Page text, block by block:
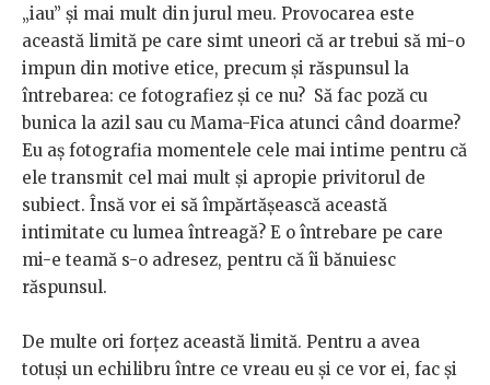
„iau” și mai mult din jurul meu. Provocarea este
această limită pe care simt uneori că ar trebui să mi-o
impun din motive etice, precum și răspunsul la
întrebarea: ce fotografiez și ce nu? Să fac poză cu
bunica la azil sau cu Mama-Fica atunci când doarme?
Eu aș fotografia momentele cele mai intime pentru că
ele transmit cel mai mult și apropie privitorul de
subiect. Însă vor ei să împărtășească această
intimitate cu lumea întreagă? E o întrebare pe care
mi-e teamă s-o adresez, pentru că îi bănuiesc
răspunsul.
De multe ori forțez această limită. Pentru a avea
totuși un echilibru între ce vreau eu și ce vor ei, fac și